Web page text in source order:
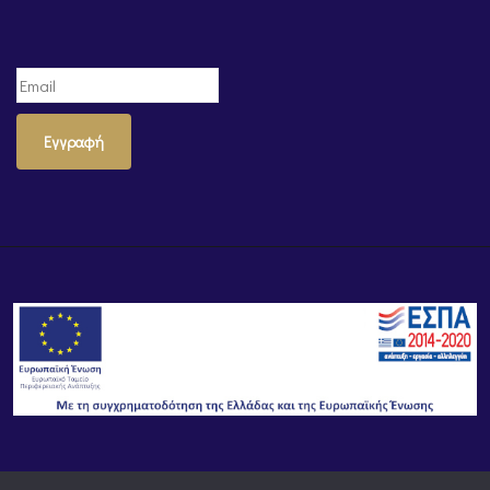
Εγγραφή
© Powered byKnowledge AE